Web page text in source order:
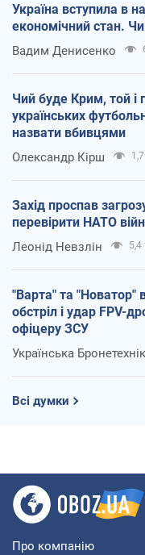
Україна вступила в
економічний стан. Чи
Вадим Денисенко
Чий буде Крим, той
українських
назвати вбивцями
Олександр Кірш
Захід проспав
перевірити НАТО
Леонід Невзлін 5,4
"Варта" та "Новатор"
обстріл і удар FPV-
офіцеру ЗСУ
Українська
Всі думки
Про компанію